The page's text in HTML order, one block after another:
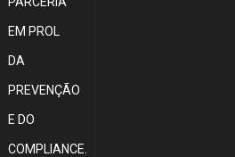
EM PROL
DA
PREVENÇÃO
E DO
COMPLIANCE.